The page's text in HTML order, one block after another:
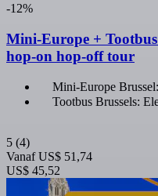
-12%
Mini-Europe +
hop-on hop-off tour
Mini-Europe
Tootbus Brussels:
5 (4)
Vanaf US$ 51,74
US$ 45,52